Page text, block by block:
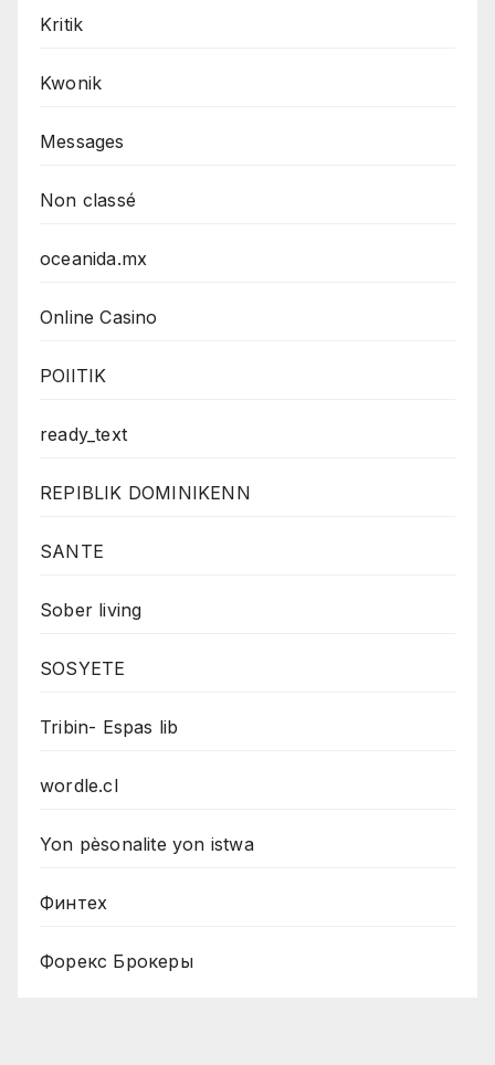
Kritik
Kwonik
Messages
Non classé
oceanida.mx
Online Casino
POlITIK
ready_text
REPIBLIK DOMINIKENN
SANTE
Sober living
SOSYETE
Tribin- Espas lib
wordle.cl
Yon pèsonalite yon istwa
Финтех
Форекс Брокеры